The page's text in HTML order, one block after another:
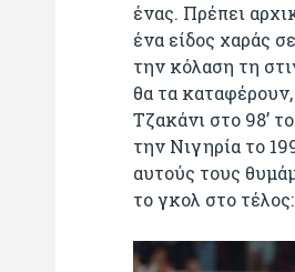
ένας. Πρέπει
ένα είδος χαράς
την κόλαση τη
θα τα
Τζακάνι στο 98’
την Νιγηρία το
αυτούς τους
το γκολ στο